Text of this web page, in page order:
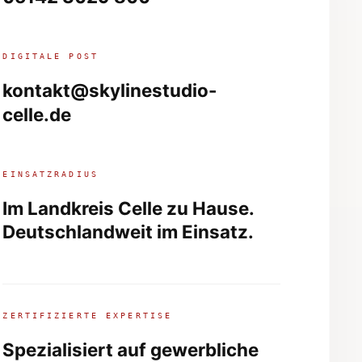
DIGITALE POST
kontakt@skylinestudio-
celle.de
EINSATZRADIUS
Im Landkreis Celle zu Hause.
Deutschlandweit im Einsatz.
ZERTIFIZIERTE EXPERTISE
Spezialisiert auf gewerbliche